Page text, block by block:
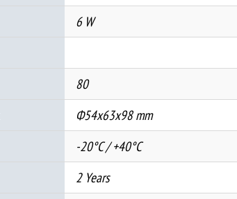
6 W
80
Ф54x63x98 mm
-20°C / +40°C
2 Years